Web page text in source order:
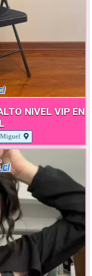
NIVEL VIP EN
Miguel